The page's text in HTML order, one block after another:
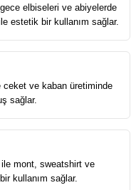
elbiseleri ve abiyelerde
estetik bir kullanım sağlar.
ceket ve kaban üretiminde
sağlar.
mont, sweatshirt ve
kullanım sağlar.